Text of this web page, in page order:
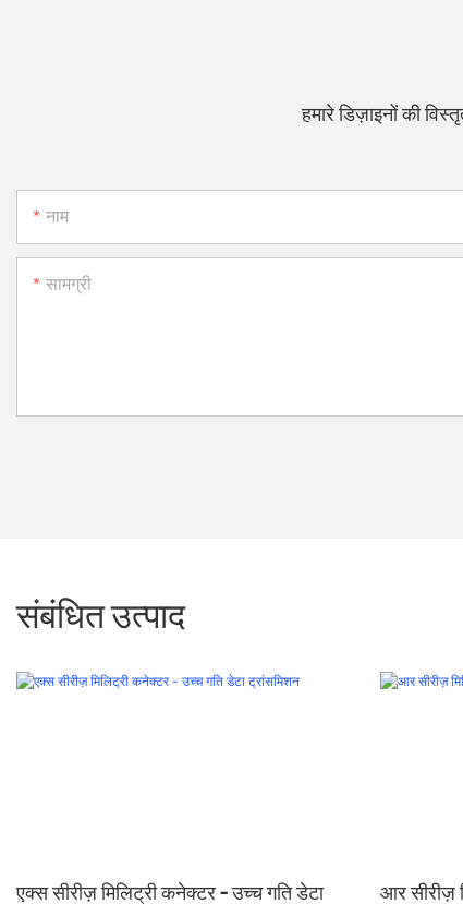
हमारे डिज़ाइनों की
नाम
सामग्री
संबंधित उत्पाद
एक्स सीरीज़ मिलिट्री कनेक्टर - उच्च गति डेटा आर सीरीज़